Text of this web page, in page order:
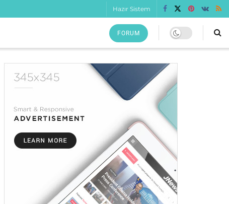
Hazır Sistem
FORUM